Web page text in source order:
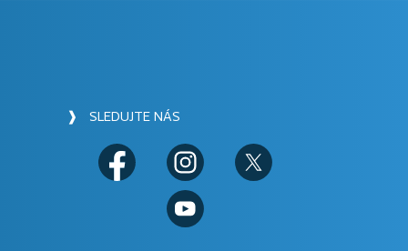
❱ SLEDUJTE NÁS